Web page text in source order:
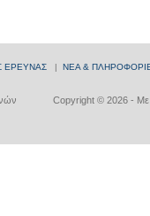
ΕΡΕΥΝΑΣ | ΝΕΑ &
Copyright © 2026 - Με